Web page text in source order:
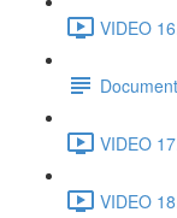
VIDEO
VIDEO
VIDEO